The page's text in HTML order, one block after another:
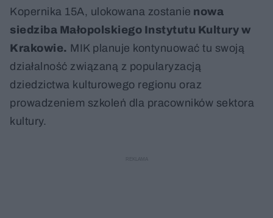
Kopernika 15A, ulokowana zostanie nowa
siedziba Małopolskiego Instytutu Kultury w
Krakowie. MIK planuje kontynuować tu swoją
działalność związaną z popularyzacją
dziedzictwa kulturowego regionu oraz
prowadzeniem szkoleń dla pracowników sektora
kultury.